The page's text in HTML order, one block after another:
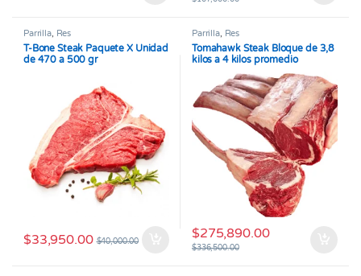
Parrilla, Res
T-Bone Steak Paquete X Unidad
de 470 a 500 gr
$33,950.00 $40,000.00
Parrilla, Res
Tomahawk Steak Bloque de 3,8
kilos a 4 kilos promedio
$275,890.00
$336,500.00